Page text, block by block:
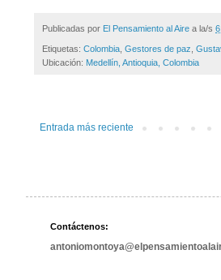
Publicadas por El Pensamiento al Aire a la/s
Etiquetas: Colombia Gestores de paz
Ubicación: Medellín, Antioquia, Colombia
Entrada más reciente
Contáctenos: